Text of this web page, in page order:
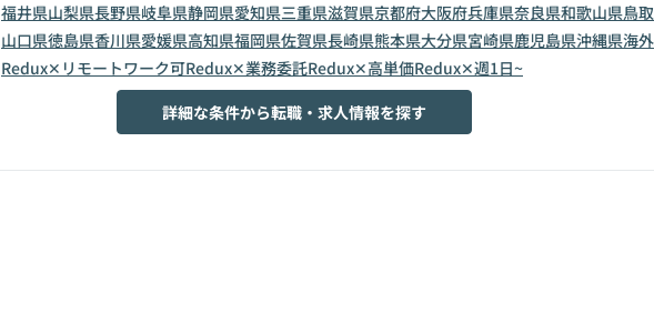
福井県山梨県長野県岐阜県静岡県愛知県三重県滋賀県京都府大阪府兵庫県奈良県和歌山県鳥
山口県徳島県香川県愛媛県高知県福岡県佐賀県長崎県熊本県大分県宮崎県鹿児島県沖縄県海外
Redux✕リモートワーク可Redux✕業務委託Redux✕高単価Redux✕週1日~
詳細な条件から転職・求人情報を探す